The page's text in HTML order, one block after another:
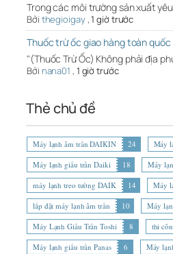
Trong các môi trường sản xuất
Bởi thegioigay,1 giờ trước
Thuốc trừ ốc giao hàng toàn
"(Thuốc Trừ Ốc) Không phải địa
Bởi nana01 , 1 giờ trước
Thẻ chủ đề
Máy lạnh âm trần DAIKIN 24 Máy
Máy lạnh giấu trần Daiki
18 Máy
máy lạnh treo tường DAIK
14 Máy
lắp đặt máy lạnh âm trần
10 Máy
Máy Lạnh Giấu Trần Toshi
8 thi
Máy lạnh giấu trần Panas
6 Máy